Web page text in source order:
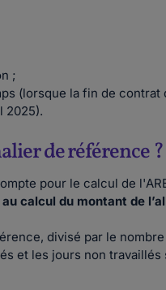
;
(lorsque la fin de contrat
2025).
de référence ?
pour le calcul de
au calcul du montant de
divisé par le
et les jours non